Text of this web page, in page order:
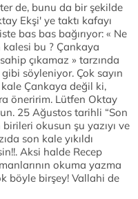
de, bunu da bir şekilde
Ekşi' ye taktı kafayı
bas bas bağırıyor: « Ne
kalesi bu ? Çankaya
çıkamaz » tarzında
söyleniyor. Çok sayın
Çankaya değil ki,
öneririm. Lütfen Oktay
25 Ağustos tarihli “Son
birileri okusun şu yazıyı ve
son kale yıkıldı
Aksi halde Recep
okuma yazma
böyle birşey! Vallahi de